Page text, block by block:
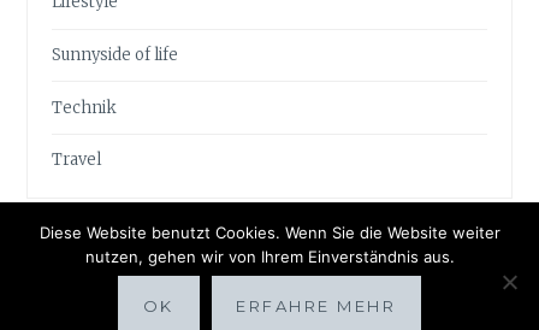
Sunnyside of life
Technik
Travel
Diese Website benutzt Cookies. Wenn Sie die Website weiter
nutzen, gehen wir von Ihrem Einverständnis aus.
OK ERFAHRE MEHR